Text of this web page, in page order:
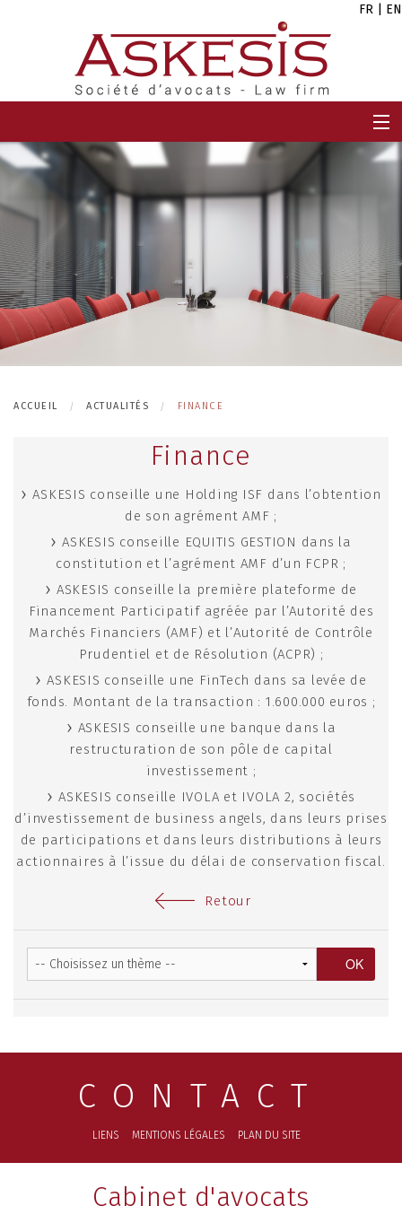
FR EN
EQUIPE
CARRIÈRES
ACTUALITÉS
ACCUEIL ACTUALITÉS FINANCE
Finance
ASKESIS conseille une Holding ISF dans l’obtention
de son agrément AMF ;
ASKESIS conseille EQUITIS GESTION dans la
constitution et l’agrément AMF d’un FCPR ;
ASKESIS conseille la première plateforme de
Financement Participatif agréée par l’Autorité des
Marchés Financiers (AMF) et l’Autorité de Contrôle
Prudentiel et de Résolution (ACPR) ;
ASKESIS conseille une FinTech dans sa levée de
fonds. Montant de la transaction : 1.600.000 euros ;
ASKESIS conseille une banque dans la
restructuration de son pôle de capital
investissement ;
ASKESIS conseille IVOLA et IVOLA 2, sociétés
d’investissement de business angels, dans leurs prises
de participations et dans leurs distributions à leurs
actionnaires à l’issue du délai de conservation fiscal.
Retour
CONTACT
LIENS MENTIONS LÉGALES PLAN DU SITE
Cabinet d'avocats